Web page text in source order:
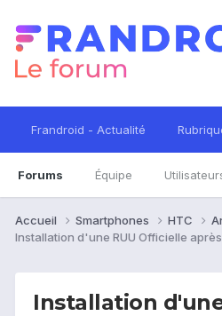
Frandroid - Actualité
Forums Équipe
Accueil Smartphones HTC
Installation d'une RUU Officielle
Installation